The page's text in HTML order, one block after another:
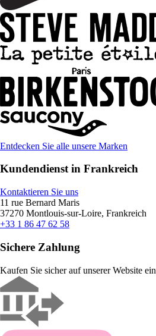
Entdecken Sie alle unsere Marken
Kundendienst in Frankreich
Kontaktieren Sie uns
11 rue Bernard Maris
37270 Montlouis-sur-Loire, Frankreich
+33 1 86 47 62 58
Sichere Zahlung
Kaufen Sie sicher auf unserer Website ein